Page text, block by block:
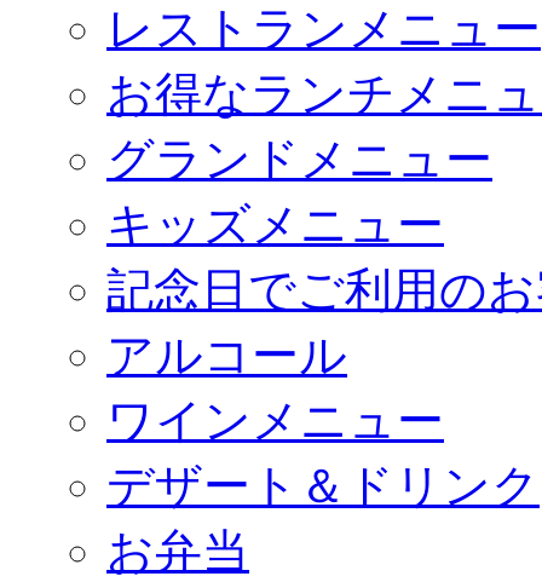
レストランメニュー
お得なランチメニ
グランドメニュー
キッズメニュー
記念日でご利用の
アルコール
ワインメニュー
デザート＆ドリンク
お弁当